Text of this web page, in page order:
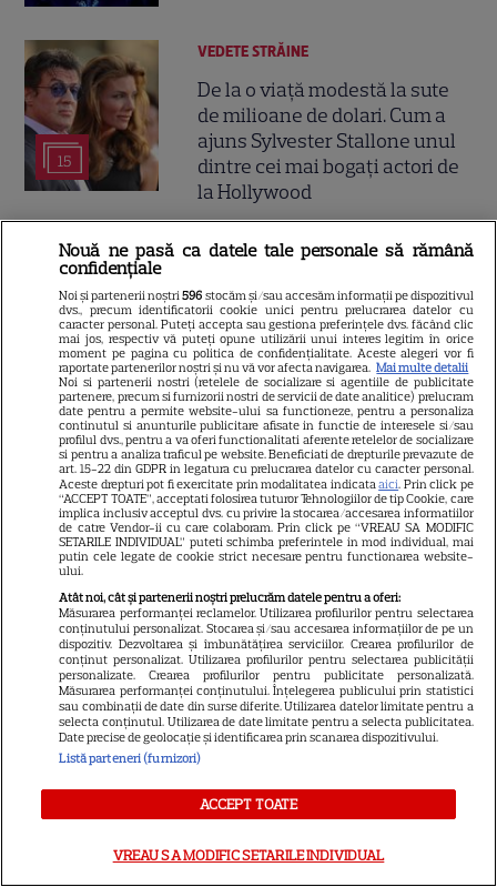
15
VEDETE STRĂINE
De la o viață modestă la sute
de milioane de dolari. Cum a
ajuns Sylvester Stallone unul
dintre cei mai bogați actori de
la Hollywood
5
RECOMANDĂRI
„Vara iubirii” continuă la DIVA!
Filme romantice în premieră și
povești de dragoste de văzut în
august
30
VEDETE ROMÂNEŞTI
Iulia Vântur, aniversare cu
peripeții la 46 de ani: „Camera
mea era plină de inimioare
roșii și cioburi de sticlă”
16
VEDETE ROMÂNEŞTI
EXCLUSIV. Alexandra Tudor
dezvăluie ce face fiica ei când
ajunge în redacția Antena 1 și
unde au plecat în vacanță
VEDETE ROMÂNEŞTI
spectaculoase din Veneția
Nouă ne pasă ca datele tale personale să rămână
confidențiale
Noi și partenerii noștri596 stocăm și/sau accesăm informații pe dispozitivul
dvs., precum identificatorii cookie unici pentru prelucrarea datelor cu
caracter personal. Puteți accepta sau gestiona preferințele dvs. făcând clic
mai jos, respectiv vă puteți opune utilizării unui interes legitim în orice
moment pe pagina cu politica de confidențialitate. Aceste alegeri vor fi
raportate partenerilor noștri și nu vă vor afecta navigarea. Mai multe detalii
Noi si partenerii nostri (retelele de socializare si agentiile de publicitate
partenere, precum si furnizorii nostri de servicii de date analitice) prelucram
date pentru a permite website-ului sa functioneze, pentru a personaliza
continutul si anunturile publicitare afisate in functie de interesele si/sau
profilul dvs., pentru a va oferi functionalitati aferente retelelor de socializare
si pentru a analiza traficul pe website. Beneficiati de drepturile prevazute de
art. 15-22 din GDPR in legatura cu prelucrarea datelor cu caracter personal.
Aceste drepturi pot fi exercitate prin modalitatea indicataaici. Prin click pe
“ACCEPT TOATE”, acceptati folosirea tuturor Tehnologiilor de tip Cookie, care
implica inclusiv acceptul dvs. cu privire la stocarea/accesarea informatiilor
de catre Vendor-ii cu care colaboram. Prin click pe “VREAU SA MODIFIC
SETARILE INDIVIDUAL” puteti schimba preferintele in mod individual, mai
putin cele legate de cookie strict necesare pentru functionarea website-
ului.
Atât noi, cât și partenerii noștri prelucrăm datele pentru a oferi:
Măsurarea performanței reclamelor. Utilizarea profilurilor pentru selectarea
conținutului personalizat. Stocarea și/sau accesarea informațiilor de pe un
dispozitiv. Dezvoltarea și îmbunătățirea serviciilor. Crearea profilurilor de
conținut personalizat. Utilizarea profilurilor pentru selectarea publicității
personalizate. Crearea profilurilor pentru publicitate personalizată.
Măsurarea performanței conținutului. Înțelegerea publicului prin statistici
sau combinații de date din surse diferite. Utilizarea datelor limitate pentru a
selecta conținutul. Utilizarea de date limitate pentru a selecta publicitatea.
Date precise de geolocație și identificarea prin scanarea dispozitivului.
Listă parteneri (furnizori)
ACCEPT TOATE
VREAU SA MODIFIC SETARILE INDIVIDUAL